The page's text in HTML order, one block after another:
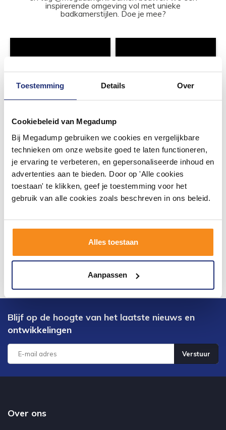
Toestemming Details Over
Cookiebeleid van Megadump
Bij Megadump gebruiken we cookies en vergelijkbare
technieken om onze website goed te laten functioneren,
je ervaring te verbeteren, en gepersonaliseerde inhoud en
advertenties aan te bieden. Door op 'Alle cookies
toestaan' te klikken, geef je toestemming voor het
gebruik van alle cookies zoals beschreven in ons beleid.
Alles toestaan
Aanpassen
inspirerende omgeving vol met unieke
badkamerstijlen. Doe je mee?
Blijf op de hoogte van het laatste nieuws en
ontwikkelingen
Verstuur
Over ons